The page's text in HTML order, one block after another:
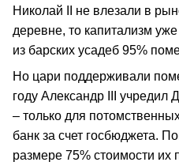
Николай II не влезали в
деревне, то капитализм
из барских усадеб 95%
Но цари поддерживали
году Александр III учредил
– только для
банк за счет госбюджета.
размере 75% стоимости их